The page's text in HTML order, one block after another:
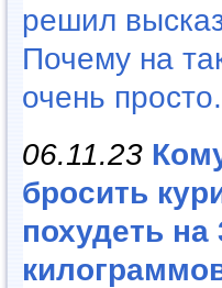
решил
Почему на
очень
06.11.23
бросить
похудеть на